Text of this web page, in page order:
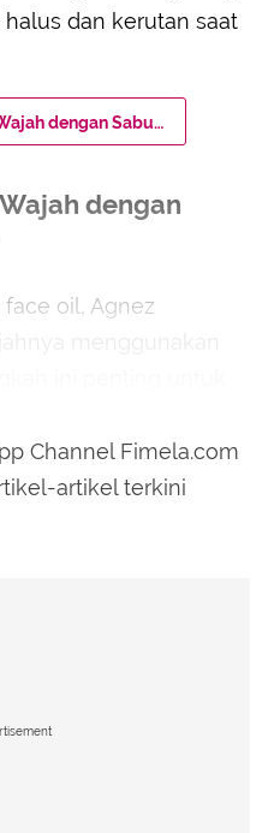
dan kerutan saat
2. Membersihkan Wajah dengan Sabun Pembersih
dengan
oil, Agnez
setelah semalaman
Channel Fimela.com
artikel terkini